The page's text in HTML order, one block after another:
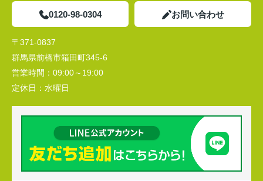
0120-98-0304 お問い合わせ
〒371-0837
群馬県前橋市箱田町345-6
営業時間： 09:00～19:00
定休日： 水曜日